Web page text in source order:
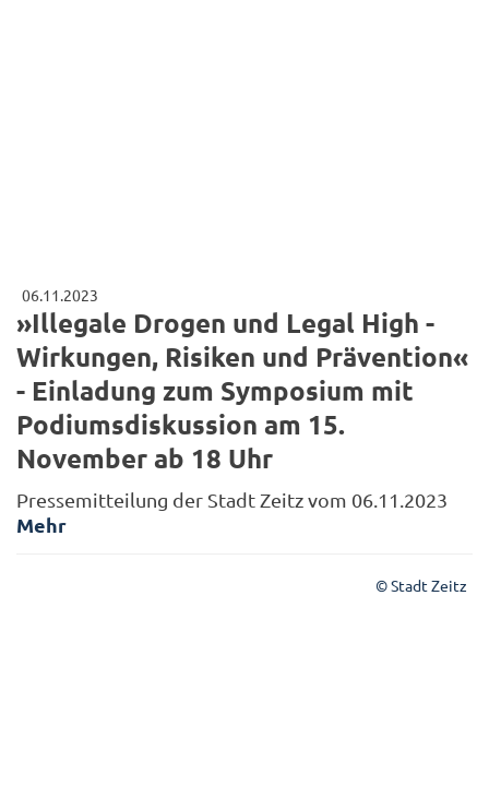
06.11.2023
»Illegale Drogen und Legal High -
Wirkungen, Risiken und Prävention«
- Einladung zum Symposium mit
Podiumsdiskussion am 15.
November ab 18 Uhr
Pressemitteilung der Stadt Zeitz vom 06.11.2023
Mehr
© Stadt Zeitz